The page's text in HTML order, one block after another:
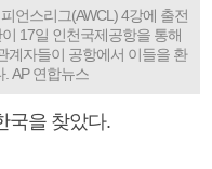
언스리그(AWCL) 4강에 출전
17일 인천국제공항을 통해
계자들이 공항에서 이들을 환
AP 연합뉴스
국을 찾았다.